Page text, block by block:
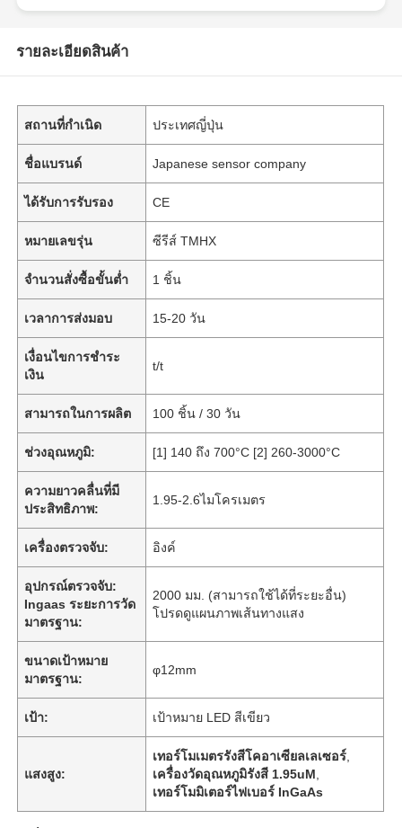
รายละเอียดสินค้า
สถานที่กำเนิด ประเทศญี่ปุ่น
ชื่อแบรนด์ Japanese sensor company
ได้รับการรับรอง CE
หมายเลขรุ่น ซีรีส์ TMHX
จำนวนสั่งซื้อขั้นต่ำ 1 ชิ้น
เวลาการส่งมอบ 15-20 วัน
เงื่อนไขการชำระ
เงิน
t/t
สามารถในการผลิต 100 ชิ้น / 30 วัน
ช่วงอุณหภูมิ: [1] 140 ถึง 700°C [2] 260-3000°C
ความยาวคลื่นที่มี
ประสิทธิภาพ:
1.95-2.6ไมโครเมตร
เครื่องตรวจจับ: อิงค์
อุปกรณ์ตรวจจับ:
Ingaas ระยะการวัด
มาตรฐาน:
2000 มม. (สามารถใช้ได้ที่ระยะอื่น)
โปรดดูแผนภาพเส้นทางแสง
ขนาดเป้าหมาย
มาตรฐาน:
φ12mm
เป้า: เป้าหมาย LED สีเขียว
แสงสูง:
เทอร์โมเมตรรังสีโคอาเซียลเลเซอร์
เครื่องวัดอุณหภูมิรังสี 1.95uM
เทอร์โมมิเตอร์ไฟเบอร์ InGaAs